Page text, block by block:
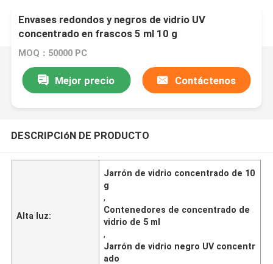
Envases redondos y negros de vidrio UV
concentrado en frascos 5 ml 10 g
MOQ：50000 PC
Mejor precio Contáctenos
DESCRIPCIóN DE PRODUCTO
Alta luz:
Jarrón de vidrio concentrado de 10
g
,
Contenedores de concentrado de
vidrio de 5 ml
,
Jarrón de vidrio negro UV concentr
ado